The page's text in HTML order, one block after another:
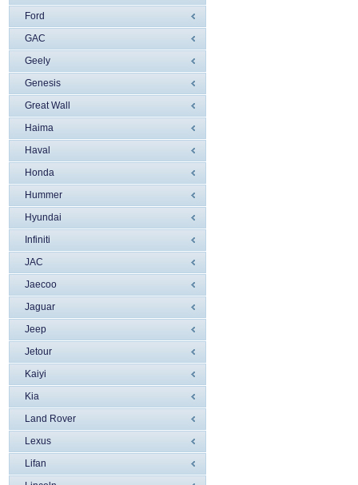
Ford
GAC
Geely
Genesis
Great Wall
Haima
Haval
Honda
Hummer
Hyundai
Infiniti
JAC
Jaecoo
Jaguar
Jeep
Jetour
Kaiyi
Kia
Land Rover
Lexus
Lifan